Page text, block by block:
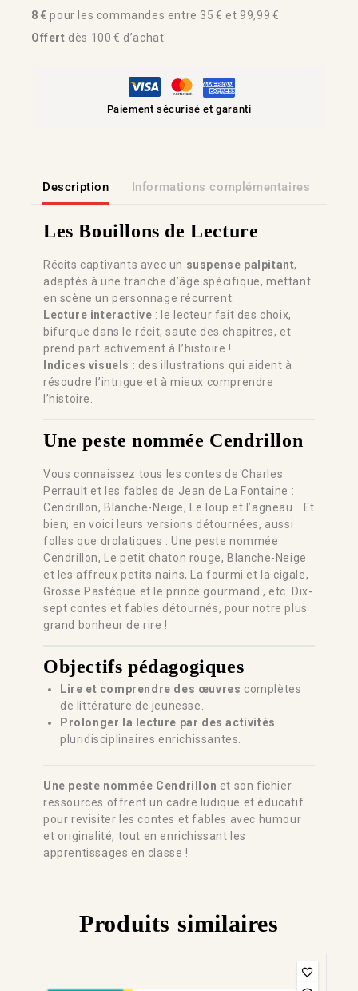
8 € pour les commandes entre 35 € et 99,99 €
Offert dès 100 € d’achat
Paiement sécurisé et garanti
Description Informations complémentaires
Les Bouillons de Lecture
Récits captivants avec un suspense palpitant,
adaptés à une tranche d’âge spécifique, mettant
en scène un personnage récurrent.
Lecture interactive : le lecteur fait des choix,
bifurque dans le récit, saute des chapitres, et
prend part activement à l’histoire !
Indices visuels : des illustrations qui aident à
résoudre l’intrigue et à mieux comprendre
l’histoire.
Une peste nommée Cendrillon
Vous connaissez tous les contes de Charles
Perrault et les fables de Jean de La Fontaine :
Cendrillon, Blanche-Neige, Le loup et l’agneau… Et
bien, en voici leurs versions détournées, aussi
folles que drolatiques : Une peste nommée
Cendrillon, Le petit chaton rouge, Blanche-Neige
et les affreux petits nains, La fourmi et la cigale,
Grosse Pastèque et le prince gourmand , etc. Dix-
sept contes et fables détournés, pour notre plus
grand bonheur de rire !
Objectifs pédagogiques
Lire et comprendre des œuvres complètes
de littérature de jeunesse.
Prolonger la lecture par des activités
pluridisciplinaires enrichissantes.
Une peste nommée Cendrillon et son fichier
ressources offrent un cadre ludique et éducatif
pour revisiter les contes et fables avec humour
et originalité, tout en enrichissant les
apprentissages en classe !
Produits similaires